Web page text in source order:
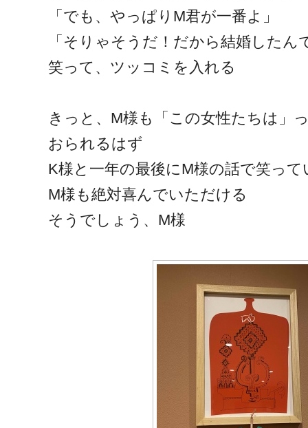
「でも、やっぱりM君が一番よ」
「そりゃそうだ！だから結婚したん
笑って、ツッコミを入れる
きっと、M様も「この女性たちは」
おられるはず
K様と一年の最後にM様の話で笑っ
M様も絶対喜んでいただける
そうでしょう、M様